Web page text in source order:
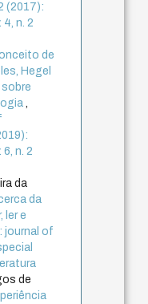
(2017):
n. 2
de
Hegel
,
n. 2
da
da
ler e
journal of
de